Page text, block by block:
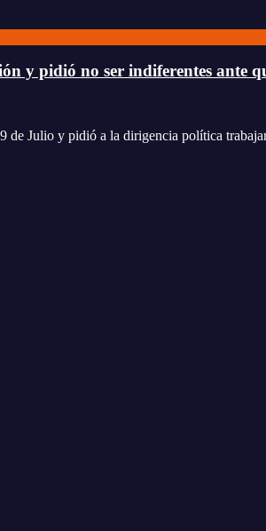
y pidió no ser indiferentes ante
Julio y pidió a la dirigencia política